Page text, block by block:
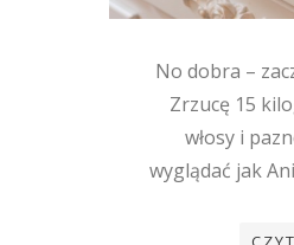
No dobra –
Zrzucę 15
włosy i
wyglądać jak